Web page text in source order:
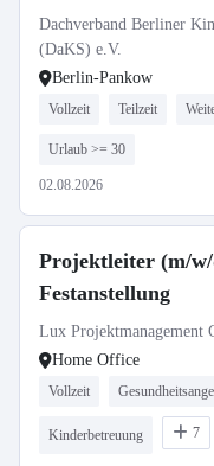
Dachverband Berliner
(DaKS) e.V.
Berlin-Pankow
Vollzeit Teilzeit
Urlaub >= 30
02.08.2026
Projektleiter (m/
Festanstellung
Lux Projektmanagement
Home Office
Vollzeit
Kinderbetreuung 7